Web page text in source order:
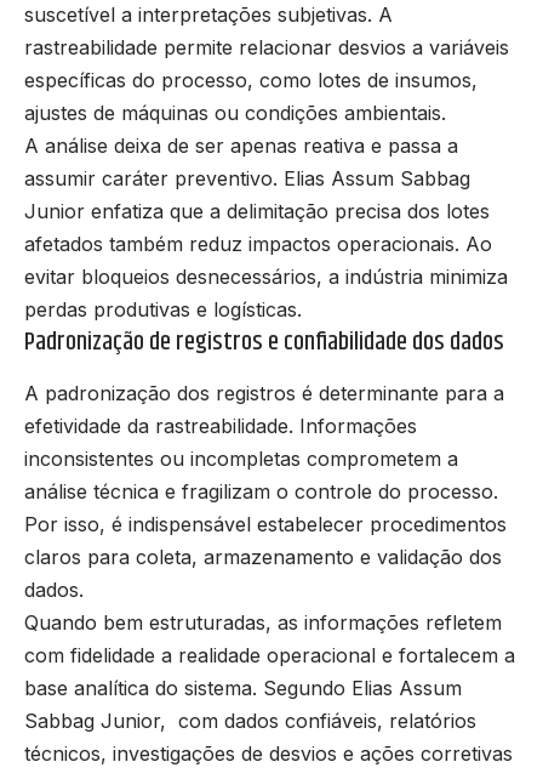
suscetível a interpretações subjetivas. A
rastreabilidade permite relacionar desvios a variáveis
específicas do processo, como lotes de insumos,
ajustes de máquinas ou condições ambientais.
A análise deixa de ser apenas reativa e passa a
assumir caráter preventivo. Elias Assum Sabbag
Junior enfatiza que a delimitação precisa dos lotes
afetados também reduz impactos operacionais. Ao
evitar bloqueios desnecessários, a indústria minimiza
perdas produtivas e logísticas.
Padronização de registros e confiabilidade dos dados
A padronização dos registros é determinante para a
efetividade da rastreabilidade. Informações
inconsistentes ou incompletas comprometem a
análise técnica e fragilizam o controle do processo.
Por isso, é indispensável estabelecer procedimentos
claros para coleta, armazenamento e validação dos
dados.
Quando bem estruturadas, as informações refletem
com fidelidade a realidade operacional e fortalecem a
base analítica do sistema. Segundo Elias Assum
Sabbag Junior, com dados confiáveis, relatórios
técnicos, investigações de desvios e ações corretivas